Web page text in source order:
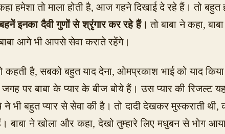
हमेशा तो माला होती है, आज गहने दिखाई दे रहे हैं। तो
इनका दैवी गुणों से श्रृंगार कर रहे हैं।तो बाबा ने कहा,
आगे भी आपसे सेवा कराते रहेंगे।
कहती है, सबको बहुत याद देना, ओमप्रकाश भाई को याद
पर बाबा के प्यार के बीज बोये हैं। उस प्यार की रिजल्ट
ने भी बहुत प्यार से सेवा की है। तो दादी देखकर
बाबा ने खोला और कहा, देखो तुम्हारे लिए मधुबन से भोग